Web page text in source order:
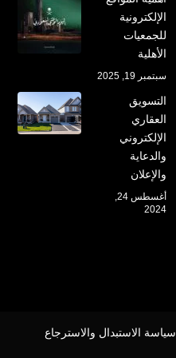
الإلكترونية
للجمعيات
الأهلية
سبتمبر 19, 2025
التسويق
العقاري
الإلكتروني
والدعاية
والإعلان
2024
سياسة الاستبدال والاسترجاع